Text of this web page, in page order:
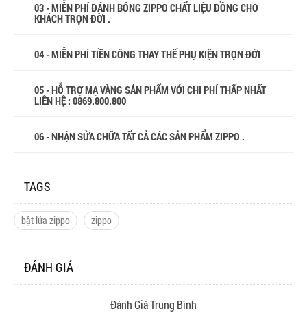
03 - MIỄN PHÍ ĐÁNH BÓNG ZIPPO CHẤT LIỆU ĐỒNG CHO
KHÁCH TRỌN ĐỜI .
04 - MIỄN PHÍ TIỀN CÔNG THAY THẾ PHỤ KIỆN TRỌN ĐỜI
05 - HỖ TRỢ MẠ VÀNG SẢN PHẨM VỚI CHI PHÍ THẤP NHẤT
LIÊN HỆ : 0869.800.800
06 - NHẬN SỬA CHỮA TẤT CẢ CÁC SẢN PHẨM ZIPPO .
TAGS
bật lửa zippo zippo
ĐÁNH GIÁ
Đánh Giá Trung Bình